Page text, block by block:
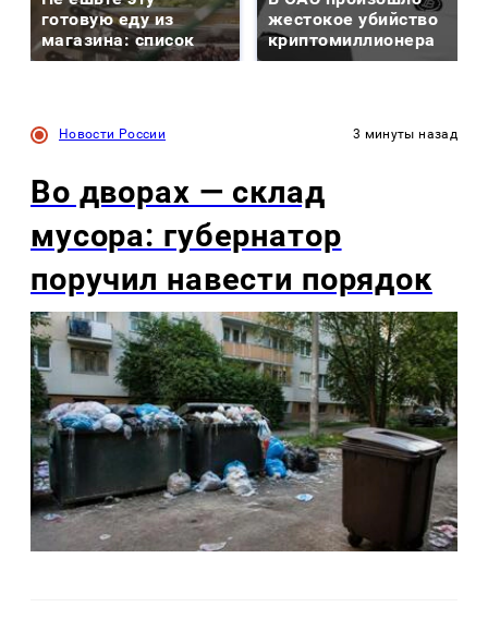
готовую еду из
магазина: список
жестокое убийство
криптомиллионера
Новости России 3 минуты назад
Во дворах — склад
мусора: губернатор
поручил навести порядок